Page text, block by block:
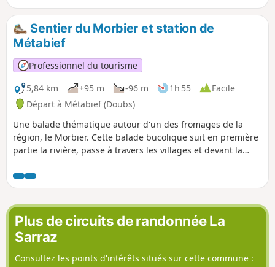
sera au rendez-vous, n'en doutez pas, et
vous récompensera d'un bel effort.
Sentier du Morbier et station de
Métabief
Professionnel du tourisme
5,84 km
+95 m -96 m 1h 55
Facile
Départ à Métabief (Doubs)
Une balade thématique autour d'un des fromages de la
région, le Morbier. Cette balade bucolique suit en première
partie la rivière, passe à travers les villages et devant la
point de vue entre forêt et pâturage.
Plus de circuits de randonnée La
Sarraz
Consultez les points d'intérêts situés sur cette commune :